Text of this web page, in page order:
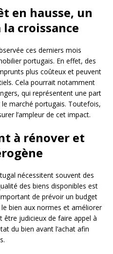
en hausse, un
croissance
ces derniers mois
portugais. En effet, des
plus coûteux et peuvent
Cela pourrait notamment
qui représentent une part
marché portugais. Toutefois,
l’ampleur de cet impact.
à rénover et
nécessitent souvent des
des biens disponibles est
de prévoir un budget
bien aux normes et améliorer
être judicieux de faire appel à
du bien avant l’achat afin